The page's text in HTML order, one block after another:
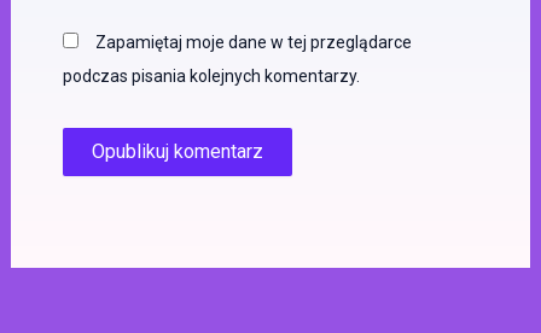
Zapamiętaj moje dane w tej przeglądarce
podczas pisania kolejnych komentarzy.